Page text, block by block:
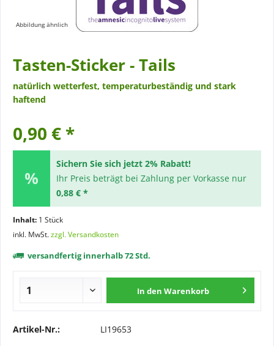
Abbildung ähnlich
Tasten-Sticker - Tails
natürlich wetterfest, temperaturbeständig und stark
haftend
0,90 € *
Sichern Sie sich jetzt 2% Rabatt!
Ihr Preis beträgt bei Zahlung per Vorkasse nur
0,88 € *
Inhalt: 1 Stück
inkl. MwSt.zzgl. Versandkosten
versandfertig innerhalb 72 Std.
In den Warenkorb
Artikel-Nr.: LI19653